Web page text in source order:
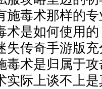
施毒术那样的
术是如何使用
失传奇手游版
毒术是归属于
实际上谈不上